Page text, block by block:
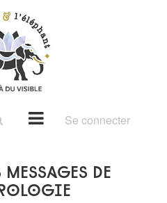
Se connecter
de